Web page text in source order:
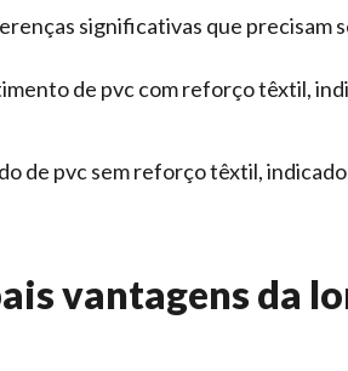
significativas que precisam
de pvc com reforço têxtil,
de pvc sem reforço têxtil,
vantagens da